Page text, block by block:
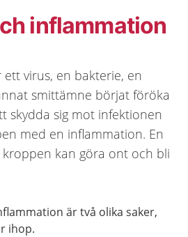
inflammation
virus, en bakterie, en
smittämne börjat föröka
skydda sig mot infektionen
med en inflammation. En
kan göra ont och bli
är två olika saker,
ihop.